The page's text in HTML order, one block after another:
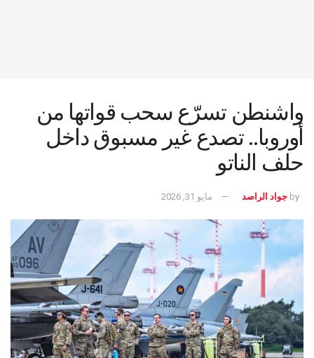
واشنطن تسرّع سحب قواتها من
أوروبا.. تصدع غير مسبوق داخل
حلف الناتو
by جواد الراصد مايو 31, 2026